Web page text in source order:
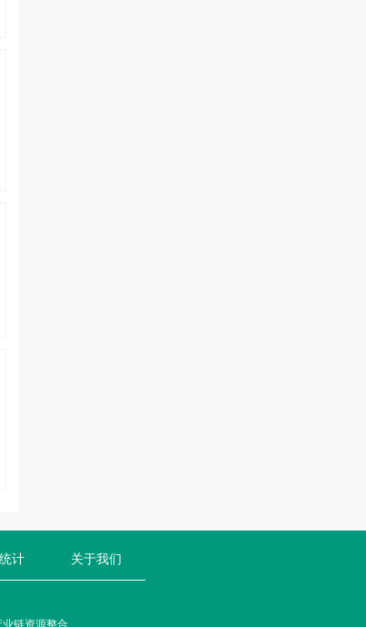
计 关于我们
链资源整合